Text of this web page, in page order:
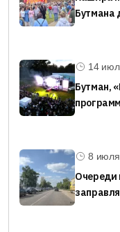
Наталья Гулькина
Для Ожерелья
магистрали. Это
Бутмана
14
Бутман,
8
Очереди